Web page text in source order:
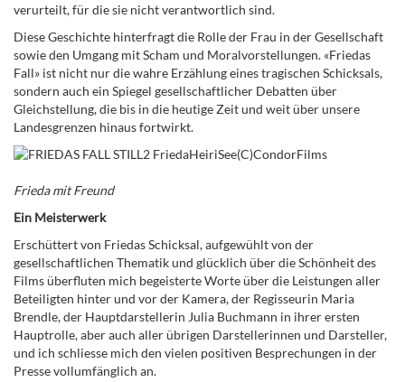
verurteilt, für die sie nicht verantwortlich sind.
Diese Geschichte hinterfragt die Rolle der Frau in der Gesellschaft
sowie den Umgang mit Scham und Moralvorstellungen. «Friedas
Fall» ist nicht nur die wahre Erzählung eines tragischen Schicksals,
sondern auch ein Spiegel gesellschaftlicher Debatten über
Gleichstellung, die bis in die heutige Zeit und weit über unsere
Landesgrenzen hinaus fortwirkt.
Frieda mit Freund
Ein Meisterwerk
Erschüttert von Friedas Schicksal, aufgewühlt von der
gesellschaftlichen Thematik und glücklich über die Schönheit des
Films überfluten mich begeisterte Worte über die Leistungen aller
Beteiligten hinter und vor der Kamera, der Regisseurin Maria
Brendle, der Hauptdarstellerin Julia Buchmann in ihrer ersten
Hauptrolle, aber auch aller übrigen Darstellerinnen und Darsteller,
und ich schliesse mich den vielen positiven Besprechungen in der
Presse vollumfänglich an.